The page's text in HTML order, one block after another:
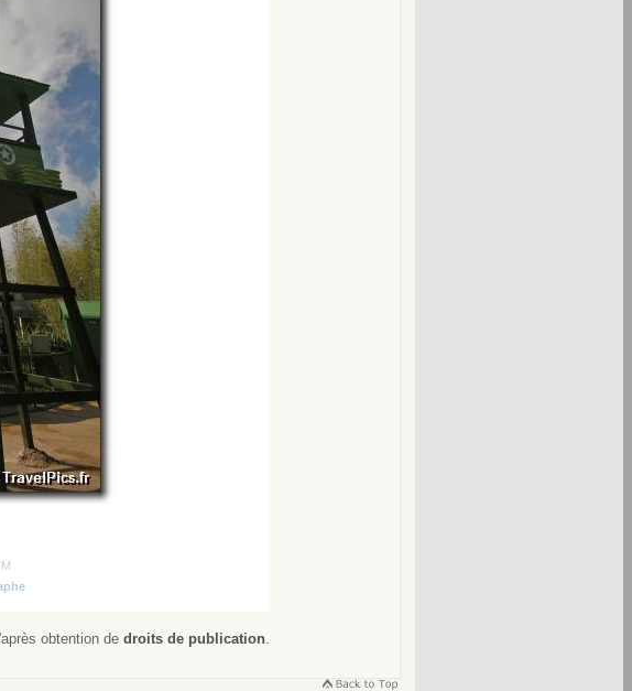
obtention de droits de publication.